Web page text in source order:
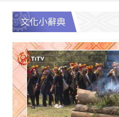
文化小辭典